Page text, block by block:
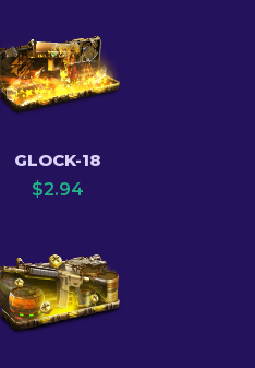
GLOCK-18
$2.94